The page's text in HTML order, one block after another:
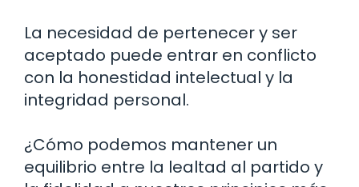
La necesidad de pertenecer y ser
aceptado puede entrar en conflicto
con la honestidad intelectual y la
integridad personal.
¿Cómo podemos mantener un
equilibrio entre la lealtad al partido y